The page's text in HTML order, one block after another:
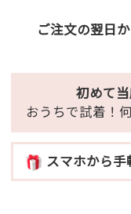
ご注文の翌日
初めて
おうちで試着！
スマホから手